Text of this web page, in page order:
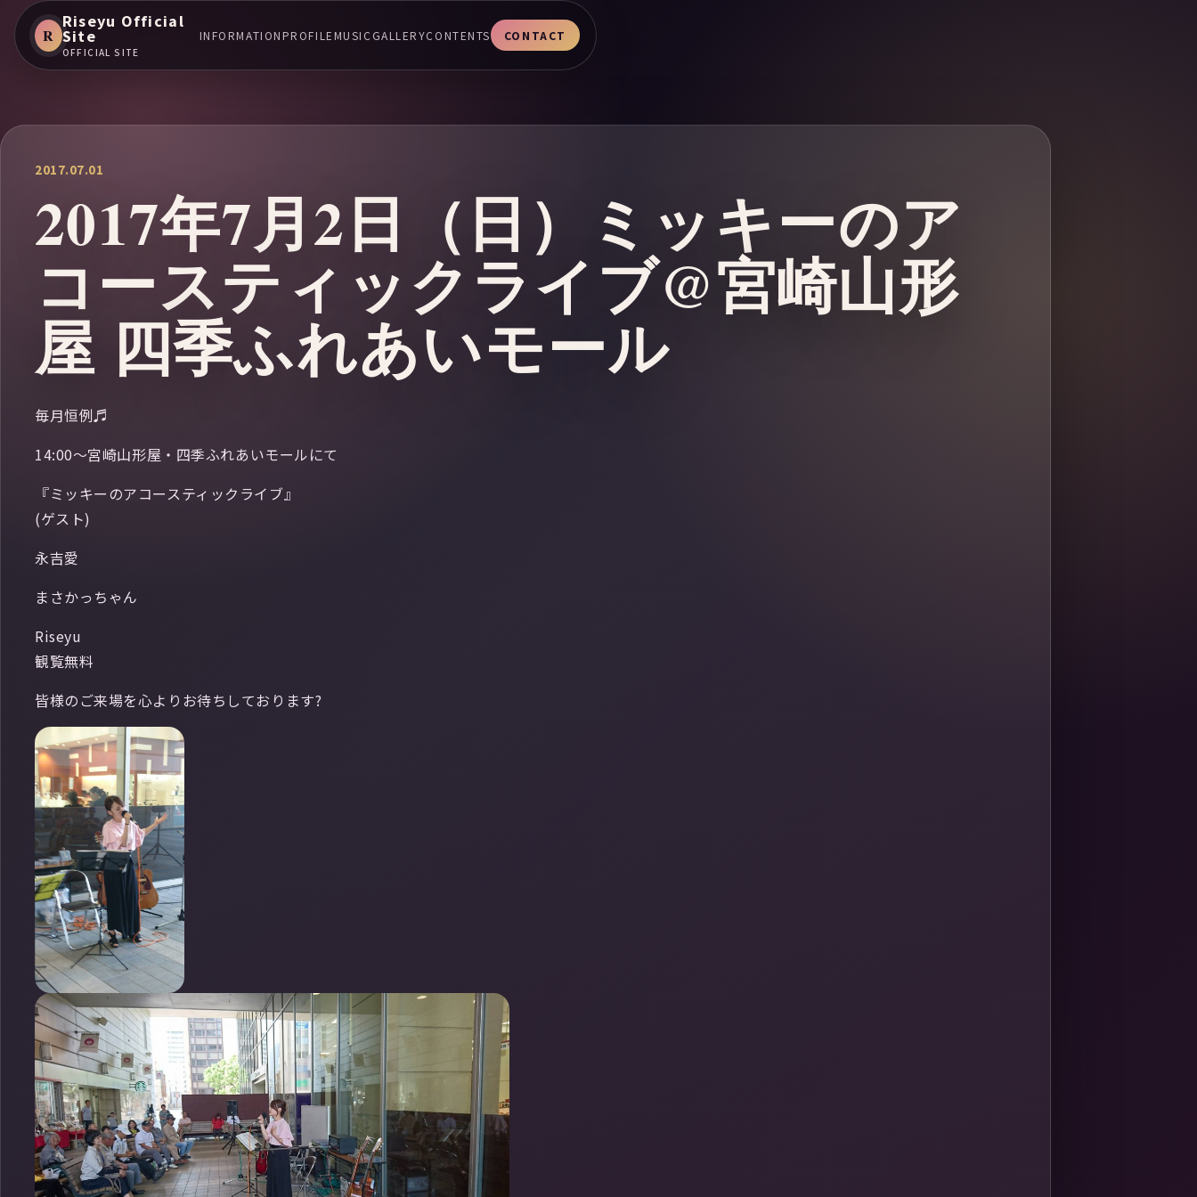
R
Riseyu Official
Site
OFFICIAL SITE
INFORMATIONPROFILEMUSIC GALLERYCONTENTS CONTACT
2017.07.01
2017年7月2日（日）ミッキーのア
コースティックライブ@宮崎山形
屋 四季ふれあいモール
毎月恒例♬
14:00〜宮崎山形屋・四季ふれあいモールにて
『ミッキーのアコースティックライブ』
(ゲスト)
永吉愛
まさかっちゃん
Riseyu
観覧無料
皆様のご来場を心よりお待ちしております?